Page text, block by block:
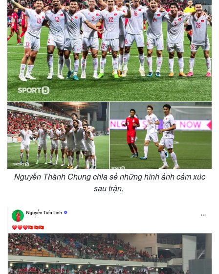
Nguyễn Thành Chung chia sẻ những hình ảnh cảm xúc
sau trận.